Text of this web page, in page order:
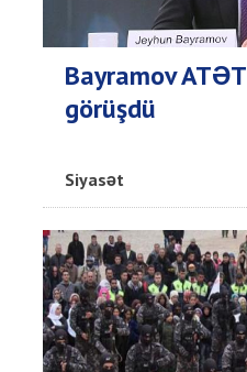
Bayramov
görüşdü
Siyasət